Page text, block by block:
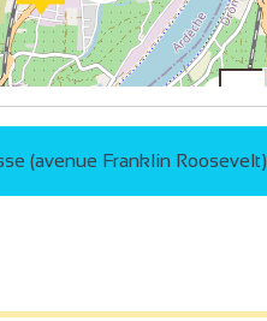
4
(avenue Franklin Roosevelt)